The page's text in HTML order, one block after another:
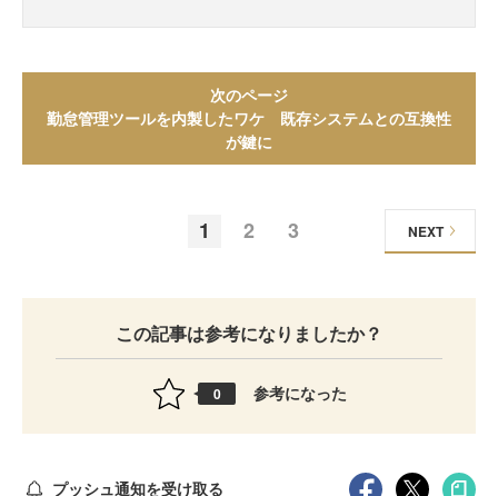
次のページ
勤怠管理ツールを内製したワケ 既存システムとの互換性
が鍵に
1 2 3 NEXT
この記事は参考になりましたか？
0 参考になった
プッシュ通知を受け取る